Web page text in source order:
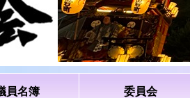
員名簿 委員会